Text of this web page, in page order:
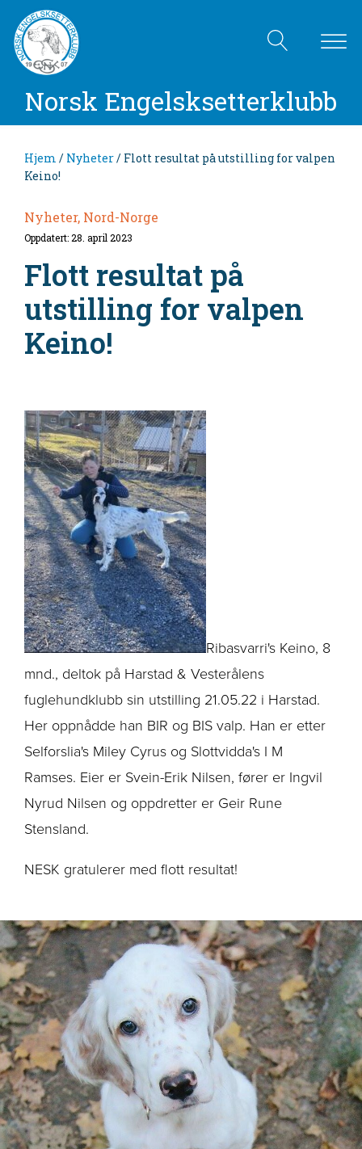
Norsk Engelsksetterklubb
Hjem / Nyheter/ Flott resultat på utstilling for valpen
Keino!
Nyheter, Nord-Norge
Oppdatert: 28. april 2023
Flott resultat på
utstilling for valpen
Keino!
Ribasvarri's Keino, 8
mnd., deltok på Harstad & Vesterålens
fuglehundklubb sin utstilling 21.05.22 i Harstad.
Her oppnådde han BIR og BIS valp. Han er etter
Selforslia's Miley Cyrus og Slottvidda's I M
Ramses. Eier er Svein-Erik Nilsen, fører er Ingvil
Nyrud Nilsen og oppdretter er Geir Rune
Stensland.
NESK gratulerer med flott resultat!